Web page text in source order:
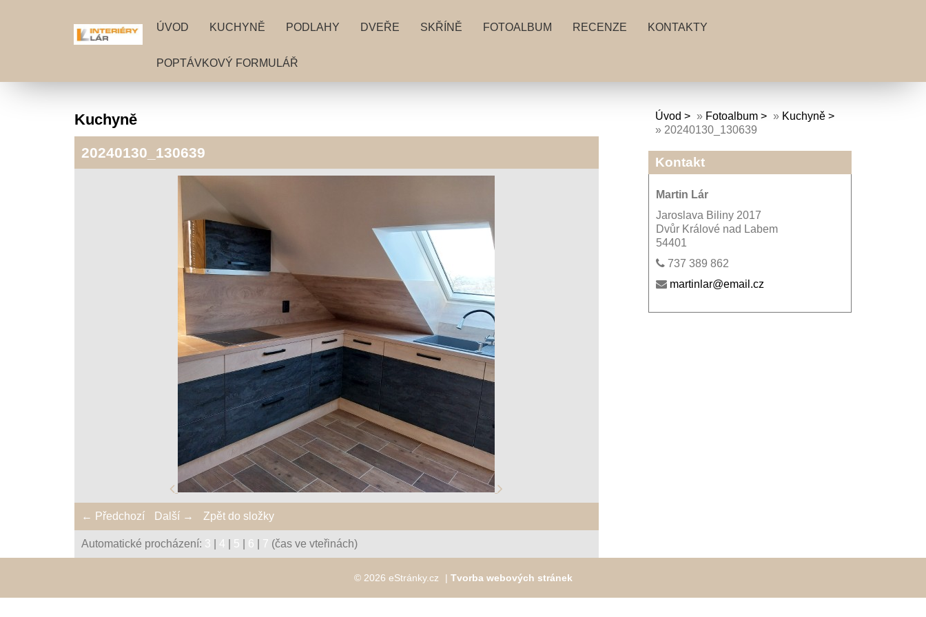
ÚVOD KUCHYNĚ PODLAHY DVEŘE SKŘÍNĚ FOTOALBUM RECENZE KONTAKTY
POPTÁVKOVÝ FORMULÁŘ
Kuchyně
20240130_130639
← Předchozí Další → Zpět do složky
Automatické procházení: 3 4 5 6 7 (čas ve vteřinách)
Úvod » Fotoalbum » Kuchyně
» 20240130_130639
Kontakt
Martin Lár
Jaroslava Biliny 2017
Dvůr Králové nad Labem
54401
737 389 862
martinlar@email.cz
© 2026 eStránky.cz | Tvorba webových stránek